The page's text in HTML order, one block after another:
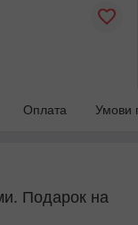
Оплата Умови
Подарок на